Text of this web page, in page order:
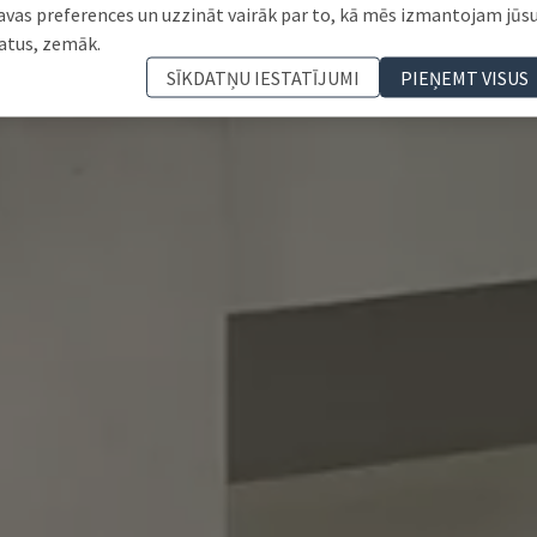
preferences un uzzināt vairāk par to, kā mēs izmantojam
zemāk.
SĪKDATŅU IESTATĪJUMI
PIEŅEMT VISUS